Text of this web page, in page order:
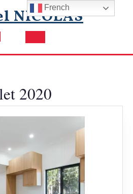
NICOLAS
Open
2020
French